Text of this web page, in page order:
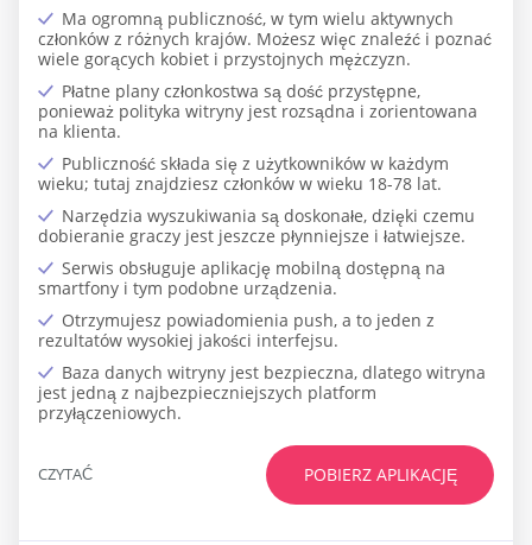
Ma ogromną publiczność, w tym wielu aktywnych
członków z różnych krajów. Możesz więc znaleźć i poznać
wiele gorących kobiet i przystojnych mężczyzn.
Płatne plany członkostwa są dość przystępne,
ponieważ polityka witryny jest rozsądna i zorientowana
na klienta.
Publiczność składa się z użytkowników w każdym
wieku; tutaj znajdziesz członków w wieku 18-78 lat.
Narzędzia wyszukiwania są doskonałe, dzięki czemu
dobieranie graczy jest jeszcze płynniejsze i łatwiejsze.
Serwis obsługuje aplikację mobilną dostępną na
smartfony i tym podobne urządzenia.
Otrzymujesz powiadomienia push, a to jeden z
rezultatów wysokiej jakości interfejsu.
Baza danych witryny jest bezpieczna, dlatego witryna
jest jedną z najbezpieczniejszych platform
przyłączeniowych.
POBIERZ APLIKACJĘ
CZYTAĆ